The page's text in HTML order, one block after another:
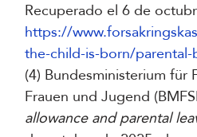
Recuperado el 6 de
https://
the-child-is-born/
(4) Bundesministerium für
Frauen und Jugend
allowance and parental